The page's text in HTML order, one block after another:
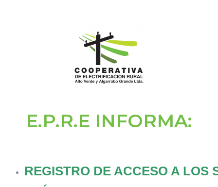
E.P.R.E INFORMA:
REGISTRO DE ACCESO A LOS